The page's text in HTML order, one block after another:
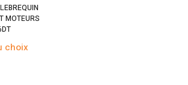
MOTEURS
choix